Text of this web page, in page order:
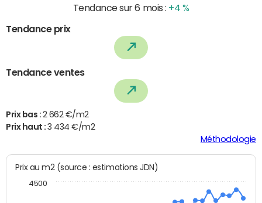
Tendance sur 6 mois : +4 %
Tendance prix
Tendance ventes
Prix bas : 2 662 €/m2
Prix haut :3 434 €/m2
Méthodologie
Prix au m2 (source : estimations JDN)
4500